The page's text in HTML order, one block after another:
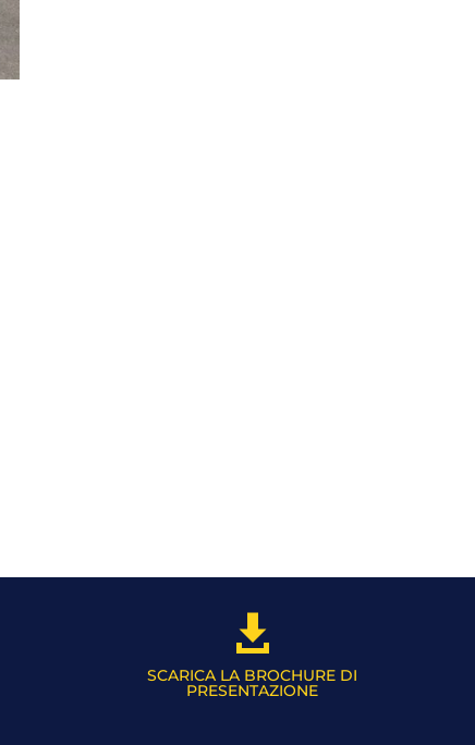

SCARICA LA BROCHURE DI
PRESENTAZIONE